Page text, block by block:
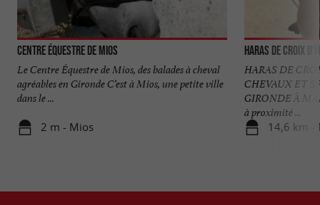
Centre équestre de Mios
Le Centre Équestre de Mios, des balades à cheval
agréables en Gironde C’est à Mios, une petite ville
dans le ...
2 m - Mios
Haras de Croix
HARAS DE
CHEVAUX ET
GIRONDE À
à proximité ...
14,6 km -